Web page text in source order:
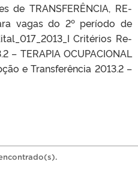
de TRANSFERÊNCIA, RE-
vagas do 2º período de
Critérios Re-
– TERAPIA OCUPACIONAL
e Transferência 2013.2 –